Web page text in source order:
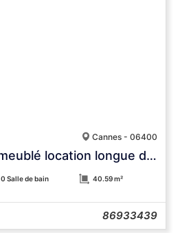
Cannes - 06400
Appartement T2 meublé location longue durée
0 Salle de bain 40.59 m²
86933439